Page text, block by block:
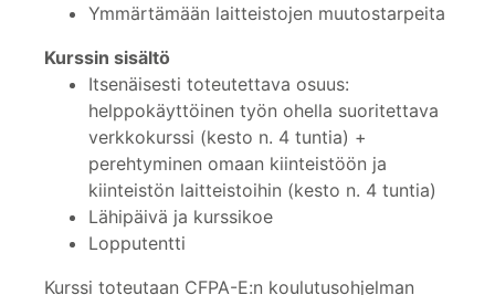
Ymmärtämään laitteistojen muutostarpeita
Kurssin sisältö
Itsenäisesti toteutettava osuus:
helppokäyttöinen työn ohella suoritettava
verkkokurssi (kesto n. 4 tuntia) +
perehtyminen omaan kiinteistöön ja
kiinteistön laitteistoihin (kesto n. 4 tuntia)
Lähipäivä ja kurssikoe
Lopputentti
Kurssi toteutaan CFPA-E:n koulutusohjelman